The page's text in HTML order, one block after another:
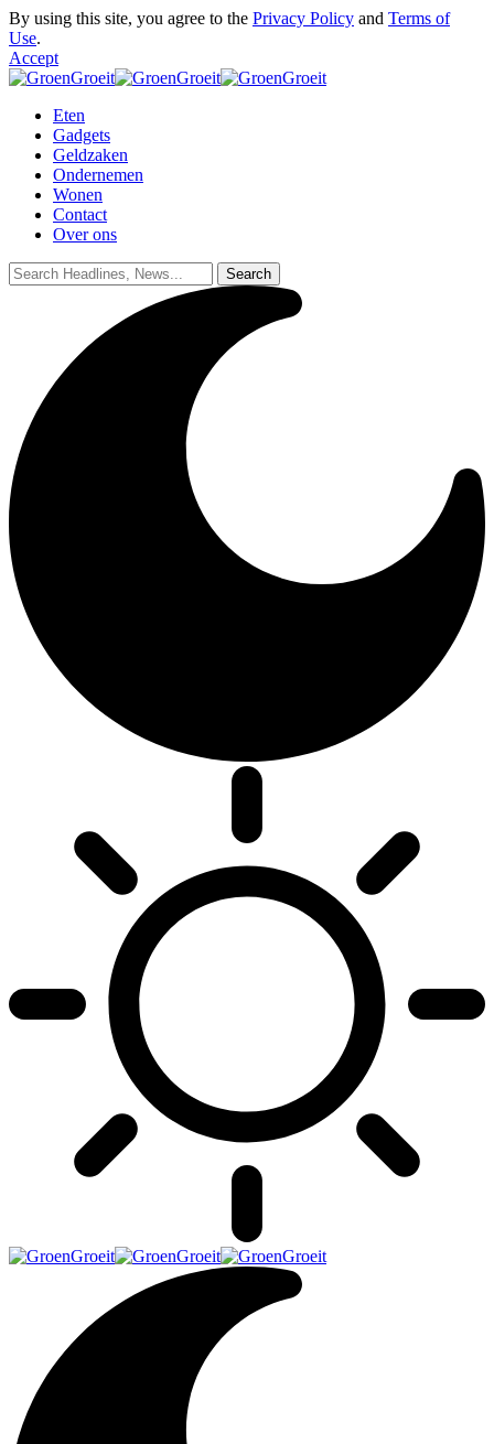
By using this site, you agree to the Privacy Policy and Terms of
Use.
Accept
Eten
Gadgets
Geldzaken
Ondernemen
Wonen
Contact
Over ons